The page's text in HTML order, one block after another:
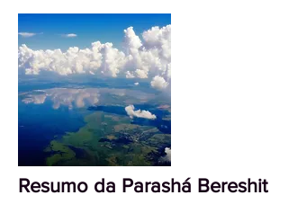
Resumo da Parashá Bereshit